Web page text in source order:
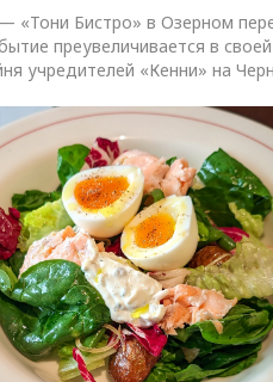
Бистро» в Озерном
преувеличивается в
учредителей «Кенни» на